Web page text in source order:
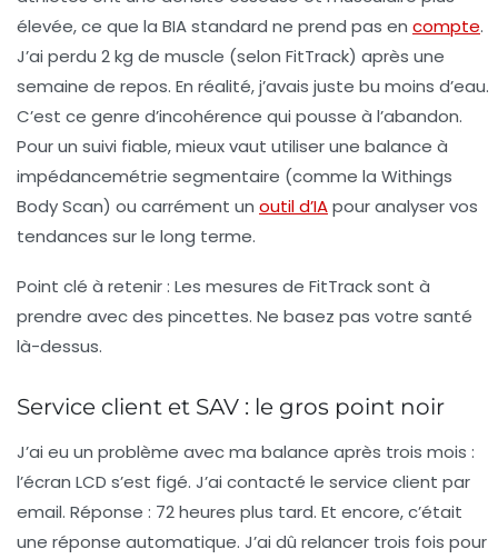
élevée, ce que la BIA standard ne prend pas en compte.
J’ai perdu 2 kg de muscle (selon FitTrack) après une
semaine de repos. En réalité, j’avais juste bu moins d’eau.
C’est ce genre d’incohérence qui pousse à l’abandon.
Pour un suivi fiable, mieux vaut utiliser une balance à
impédancemétrie segmentaire (comme la Withings
Body Scan) ou carrément un outil d’IApour analyser vos
tendances sur le long terme.
Point clé à retenir : Les mesures de FitTrack sont à
prendre avec des pincettes. Ne basez pas votre santé
là-dessus.
Service client et SAV : le gros point noir
J’ai eu un problème avec ma balance après trois mois :
l’écran LCD s’est figé. J’ai contacté le service client par
email. Réponse : 72 heures plus tard. Et encore, c’était
une réponse automatique. J’ai dû relancer trois fois pour